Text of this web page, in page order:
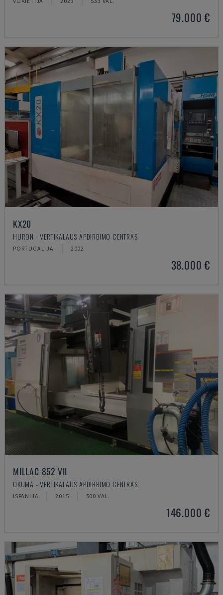
79.000 €
KX20
HURON - VERTIKALAUS APDIRBIMO CENTRAS
PORTUGALIJA 2002
38.000 €
MILLAC 852 VII
OKUMA - VERTIKALAUS APDIRBIMO CENTRAS
ISPANIJA 2015 500 VAL.
146.000 €